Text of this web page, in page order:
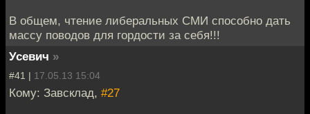
В общем, чтение либеральных СМИ способно дать
массу поводов для гордости за себя!!!
Усевич »
#41 | 17.05.13 15:04
Кому: Завсклад, #27